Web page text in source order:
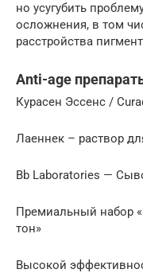
но усугубить
осложнения, в том
расстройства
Anti-age
Курасен Эссенс /
Лаеннек – раствор
Bb Laboratories —
Премиальный набор
тон»
Высокой